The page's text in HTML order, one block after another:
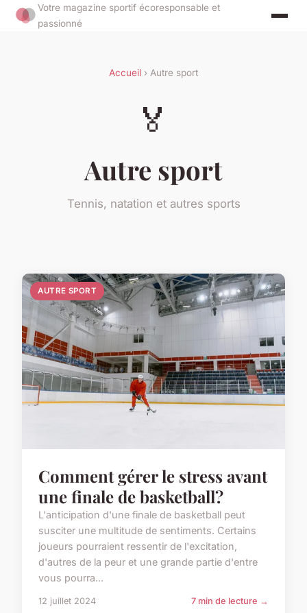
Votre magazine sportif écoresponsable et
passionné
Accueil › Autre sport
🏅
Autre sport
Tennis, natation et autres sports
AUTRE SPORT
Comment gérer le stress avant
une finale de basketball?
L'anticipation d'une finale de basketball peut
susciter une multitude de sentiments. Certains
joueurs pourraient ressentir de l'excitation,
d'autres de la peur et une grande partie d'entre
vous pourra...
12 juillet 2024 7 min de lecture →